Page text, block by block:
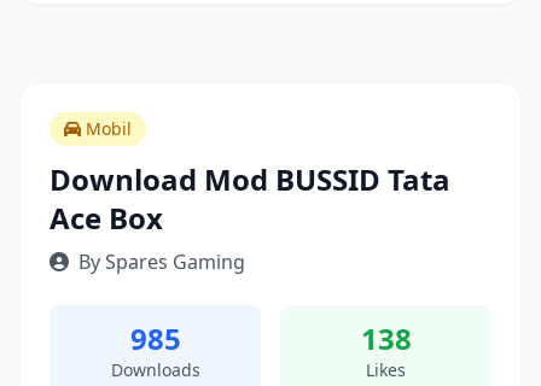
Mobil
Download Mod BUSSID Tata
Ace Box
By Spares Gaming
985
Downloads
138
Likes